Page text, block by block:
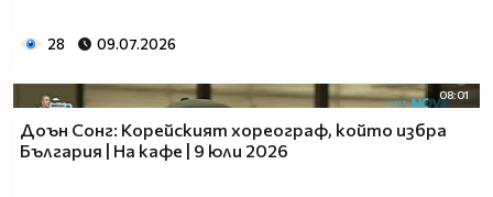
28 09.07.2026
08:01
Доън Сонг: Корейският хореограф, който избра
България | На кафе | 9 юли 2026